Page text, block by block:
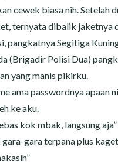
cewek biasa nih. Setelah
ternyata dibalik jaketnya
pangkatnya Segitiga
(Brigadir Polisi Dua)
yang manis pikirku.
ama passwordnya apaan
ke aku.
kok mbak, langsung
gara terpana plus